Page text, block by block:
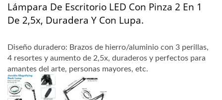
Lámpara De Escritorio LED Con Pinza 2 En 1
De 2,5x, Duradera Y Con Lupa.
Diseño duradero: Brazos de hierro/aluminio con 3 perillas,
4 resortes y aumento de 2,5x, duraderos y perfectos para
amantes del arte, personas mayores, etc.